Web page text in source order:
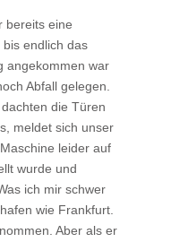
bereits eine
endlich das
angekommen war
Abfall gelegen.
die Türen
meldet sich unser
leider auf
wurde und
ich mir schwer
wie Frankfurt.
Aber als er